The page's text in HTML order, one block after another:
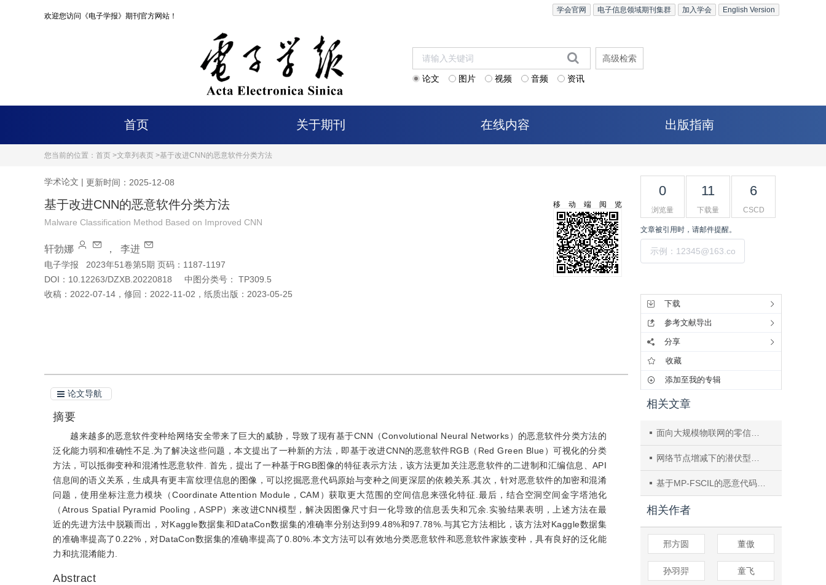
欢迎您访问《电子学报》期刊官方网站！
English Version
加入学会
电子信息领域期刊集群
学会官网
论文 图片 视频 音频 资讯
高级检索
首页 关于期刊 在线内容 出版指南
您当前的位置： 首页 >文章列表页 >基于改进CNN的恶意软件分类方法
学术论文 | 更新时间：2025-12-08
基于改进CNN的恶意软件分类方法
Malware Classification Method Based on Improved CNN
轩勃娜 ， 李进
电子学报
2023年51卷第5期 页码：1187-1197
DOI： 10.12263/DZXB.20220818 中图分类号：
TP309.5
收稿： 2022-07-14 ， 修回： 2022-11-02 ， 纸质出版： 2023-05-25
移动端阅览
论文导航
摘要
越来越多的恶意软件变种给网络安全带来了巨大的威胁，导致了现有基于CNN（Convolutional Neural Networks）的恶意软件分类方法的
泛化能力弱和准确性不足.为了解决这些问题，本文提出了一种新的方法，即基于改进CNN的恶意软件RGB（Red Green Blue）可视化的分类
方法，可以抵御变种和混淆性恶意软件. 首先，提出了一种基于RGB图像的特征表示方法，该方法更加关注恶意软件的二进制和汇编信息、API
信息间的语义关系，生成具有更丰富纹理信息的图像，可以挖掘恶意代码原始与变种之间更深层的依赖关系.其次，针对恶意软件的加密和混淆
问题，使用坐标注意力模块（Coordinate Attention Module，CAM）获取更大范围的空间信息来强化特征.最后，结合空洞空间金字塔池化
（Atrous Spatial Pyramid Pooling，ASPP）来改进CNN模型，解决因图像尺寸归一化导致的信息丢失和冗余.实验结果表明，上述方法在最
近的先进方法中脱颖而出，对Kaggle数据集和DataCon数据集的准确率分别达到99.48%和97.78%.与其它方法相比，该方法对Kaggle数据集
的准确率提高了0.22%，对DataCon数据集的准确率提高了0.80%.本文方法可以有效地分类恶意软件和恶意软件家族变种，具有良好的泛化能
力和抗混淆能力.
Abstract
0
浏览量
11
下载量
6
CSCD
文章被引用时，请邮件提醒。
下载
参考文献导出
分享
收藏
添加至我的专辑
相关文章
面向大规模物联网的零信任管理研究综述
网络节点增减下的潜伏型病毒传播行为建模研究
基于MP-FSCIL的恶意代码分类方法
相关作者
邢方圆 董傲
孙羽羿 童飞